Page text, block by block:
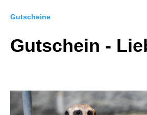
Gutscheine
Gutschein -